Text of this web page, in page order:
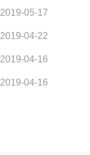
2019-05-17
2019-04-22
2019-04-16
2019-04-16